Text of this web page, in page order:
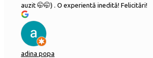
auzit 🤭🤭) . O experientă inedită! Felicitări!
adina popa